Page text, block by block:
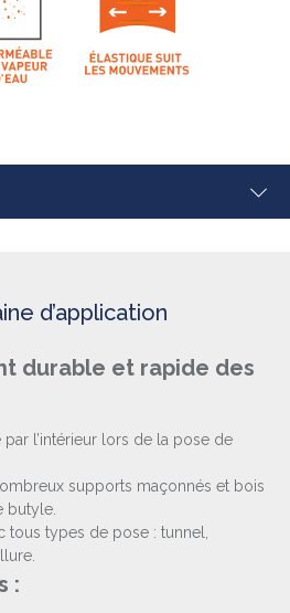
d’application
durable et rapide des
par l’intérieur lors de la pose de
supports maçonnés et bois
butyle.
tous types de pose : tunnel,
: